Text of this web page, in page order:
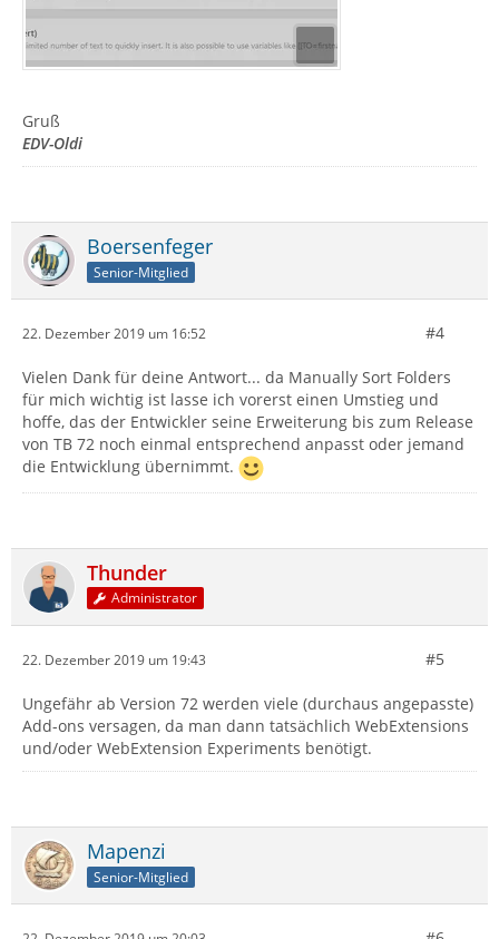
Gruß
EDV-Oldi
Boersenfeger
Senior-Mitglied
22. Dezember 2019 um 16:52 #4
Vielen Dank für deine Antwort... da Manually Sort Folders
für mich wichtig ist lasse ich vorerst einen Umstieg und
hoffe, das der Entwickler seine Erweiterung bis zum Release
von TB 72 noch einmal entsprechend anpasst oder jemand
die Entwicklung übernimmt.
Thunder
Administrator
22. Dezember 2019 um 19:43 #5
Ungefähr ab Version 72 werden viele (durchaus angepasste)
Add-ons versagen, da man dann tatsächlich WebExtensions
und/oder WebExtension Experiments benötigt.
Mapenzi
Senior-Mitglied